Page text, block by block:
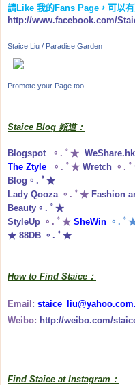
請Like 我的Fans Page ，可以
http://www.facebook.com/
Staice Liu / Paradise Garden
Promote your Page too
Staice Blog 頻道：
Blogspot 。. ﾟ★ WeShare.hk
The Ztyle
。. ﾟ★ Wretch 。.
Blog 。. ﾟ★
Lady Qooza 。. ﾟ★ Fashion
Beauty 。. ﾟ★
StyleUp 。. ﾟ★ SheWin 。. ﾟ
★ 88DB 。. ﾟ★
How to Find Staice：
Email:
Weibo: http://weibo.com/
Find Staice at Instagram：